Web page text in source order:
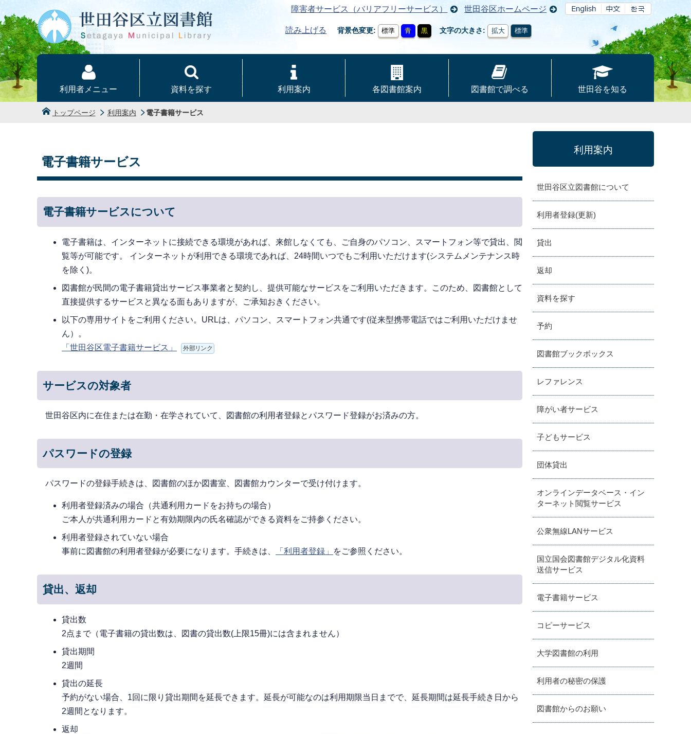
本文へ
障害者サービス（バリアフリーサービス） 世田谷区ホームページ
読み上げる 背景色変更 標準 青 黒 文字の大きさ 拡大 標準
利用者メニュー 資料を探す 利用案内 各図書館案内 図書館で調べる 世田谷を知る
トップページ 利用案内 電子書籍サービス
電子書籍サービス
電子書籍サービスについて
電子書籍は、インターネットに接続できる環境があれば、来館しなくても、ご自身のパソコン、スマートフォン等で貸出、閲
覧等が可能です。 インターネットが利用できる環境であれば、24時間いつでもご利用いただけます(システムメンテナンス時
を除く)。
図書館が民間の電子書籍貸出サービス事業者と契約し、提供可能なサービスをご利用いただきます。このため、図書館として
直接提供するサービスと異なる面もありますが、ご承知おきください。
以下の専用サイトをご利用ください。URLは、パソコン、スマートフォン共通です(従来型携帯電話ではご利用いただけませ
ん）。
「世田谷区電子書籍サービス」
外部リンク
サービスの対象者
世田谷区内に在住または在勤・在学されていて、図書館の利用者登録とパスワード登録がお済みの方。
パスワードの登録
パスワードの登録手続きは、図書館のほか図書室、図書館カウンターで受け付けます。
利用者登録済みの場合（共通利用カードをお持ちの場合）
ご本人が共通利用カードと有効期限内の氏名確認ができる資料をご持参ください。
利用者登録されていない場合
事前に図書館の利用者登録が必要になります。手続きは、
「利用者登録」 をご参照ください。
貸出、返却
貸出数
2点まで（電子書籍の貸出数は、図書の貸出数(上限15冊)には含まれません）
貸出期間
2週間
貸出の延長
予約がない場合、1回に限り貸出期間を延長できます。延長が可能なのは利用期限当日までで、延長期間は延長手続き日から
2週間となります。
返却
利用案内
世田谷区立図書館について
利用者登録(更新)
貸出
返却
資料を探す
予約
図書館ブックボックス
レファレンス
障がい者サービス
子どもサービス
団体貸出
オンラインデータベース・イン
ターネット閲覧サービス
公衆無線LANサービス
国立国会図書館デジタル化資料
送信サービス
電子書籍サービス
コピーサービス
大学図書館の利用
利用者の秘密の保護
図書館からのお願い